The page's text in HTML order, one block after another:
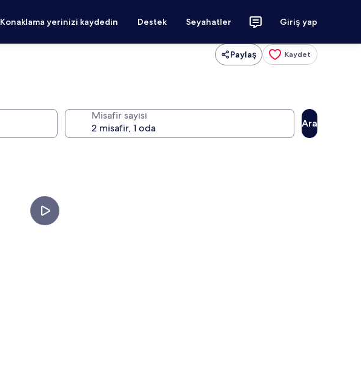
Konaklama yerinizi kaydedin Destek Seyahatler Giriş yap
Paylaş Kaydet
Misafir sayısı
Ara